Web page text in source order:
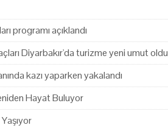
programı açıklandı
Diyarbakır'da turizme yeni umut oldu
kazı yaparken yakalandı
Hayat Buluyor